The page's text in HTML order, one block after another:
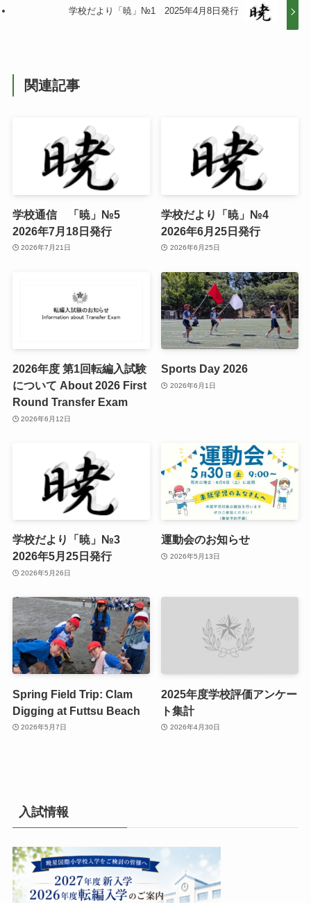
学校だより「暁」№1 2025年4月8日発行
関連記事
学校通信 「暁」№5
2026年7月18日発行
2026年7月21日
学校だより「暁」№4
2026年6月25日発行
2026年6月25日
2026年度 第1回転編入試験
について About 2026 First
Round Transfer Exam
2026年6月12日
Sports Day 2026
2026年6月1日
学校だより「暁」№3
2026年5月25日発行
2026年5月26日
運動会のお知らせ
2026年5月13日
Spring Field Trip: Clam
Digging at Futtsu Beach
2026年5月7日
2025年度学校評価アンケー
ト集計
2026年4月30日
入試情報